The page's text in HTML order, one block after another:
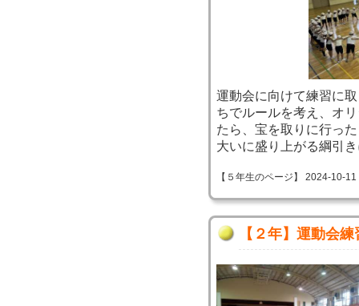
運動会に向けて練習に
ちでルールを考え、オ
たら、宝を取りに行っ
大いに盛り上がる綱引
【５年生のページ】 2024-10-
【２年】運動会練